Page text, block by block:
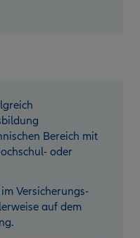
Bereich mit
oder
Versicherungs­
auf dem